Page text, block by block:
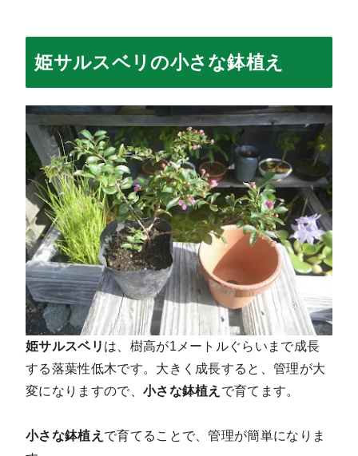
姫サルスベリの小さな鉢植え
姫サルスベリ は、樹高が1メートルぐらいまで成長
する落葉性低木です。大きく成長すると、管理が大
変になりますので、 小さな鉢植え で育てます。
小さな鉢植え で育てることで、管理が簡単になりま